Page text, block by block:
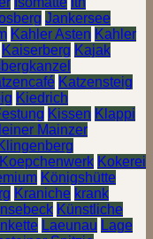
Jankersee
Kahler Asten Kahler
Kaiserberg Kajak
Katzensteig
Kiedrich
Kissen Klappi
Mainzer
Koepchenwerk Kokerei
Königshütte
Kraniche krank
Künstliche
Laeunau Lage